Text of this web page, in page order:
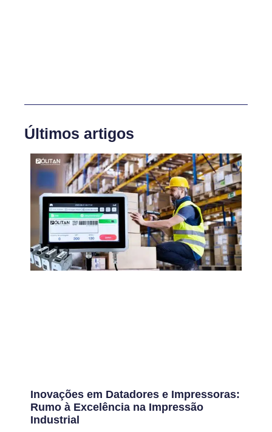
Últimos artigos
Inovações em Datadores e Impressoras:
Rumo à Excelência na Impressão
Industrial